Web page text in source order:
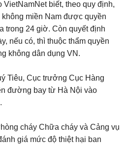
VietNamNet biết, theo quy định,
miền Nam được quyền
trong 24 giờ. Còn quyết định
nếu có, thì thuộc thẩm quyền
không dân dụng VN.
Tiêu, Cục trưởng Cục Hàng
đường bay từ Hà Nội vào
cháy Chữa cháy và Cảng vụ
giá mức độ thiệt hại ban